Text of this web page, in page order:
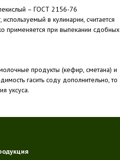
– ГОСТ 2156-76
в кулинарии, считается
применяется при выпекании сдобных
продукты (кефир, сметана) и
гасить соду дополнительно, то
уксуса.